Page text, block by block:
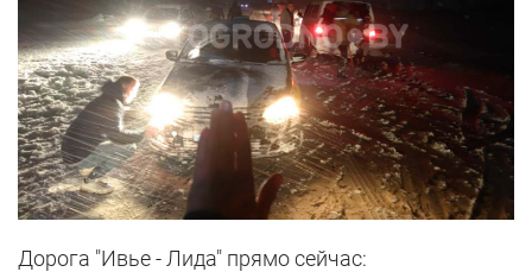
Дорога "Ивье - Лида" прямо сейчас: